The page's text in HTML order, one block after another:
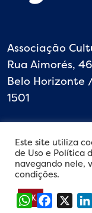
Associação
Rua Aimorés,
Belo Horizonte
1501
©2026
WhatsApp
X
Este site utiliza
de Uso e Política
navegando nele,
condições.
OK